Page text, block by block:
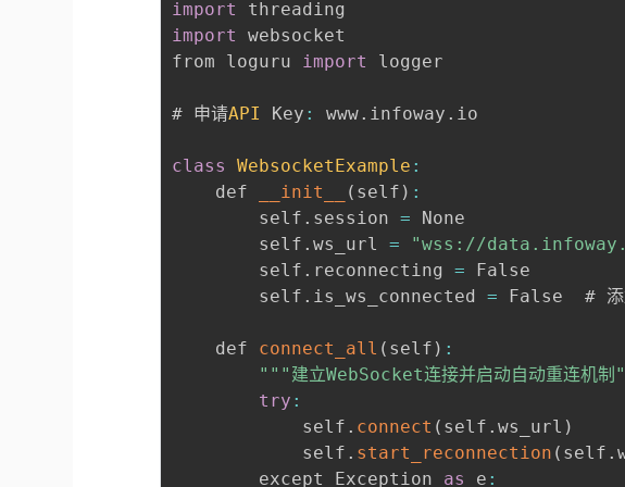
import
import
websocket
from loguru import logger
# 申请API Key : www. infoway . io
class WebsocketExample :
    def
__init__ ( self ) :
        self
. session = None
        self
.ws_url =
"wss://
        self
. reconnecting = False
        self
. is_ws_connected = False  # 添
    def
connect_all ( self ) :
"" "建立WebSocket连接并启动自动重连机制"
try :
            self
. connect ( self .ws_url )
            self
. start_reconnection ( self .
        except Exception
as e :